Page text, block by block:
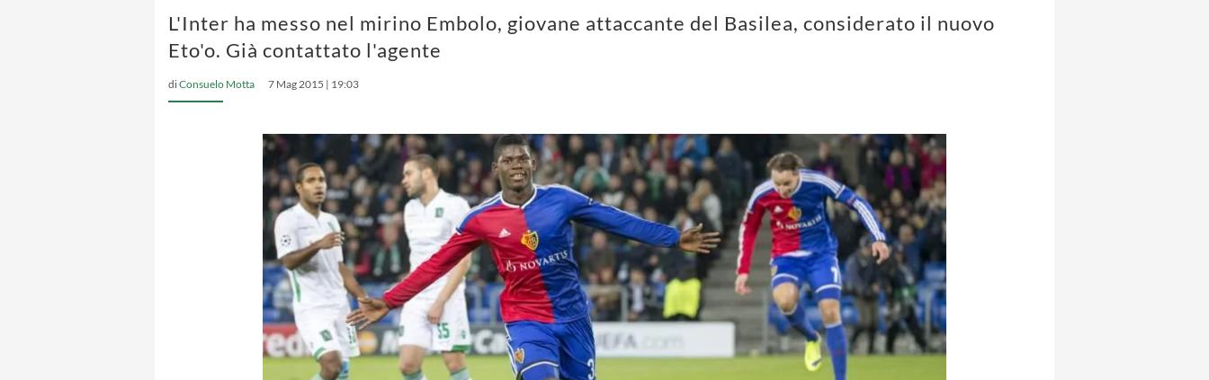
L'Inter ha messo nel mirino Embolo, giovane attaccante del Basilea, considerato il nuovo
Eto'o. Già contattato l'agente
diConsuelo Motta 7 Mag 2015 | 19:03